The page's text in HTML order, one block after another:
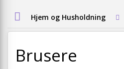
Hjem og Husholdning
Brusere